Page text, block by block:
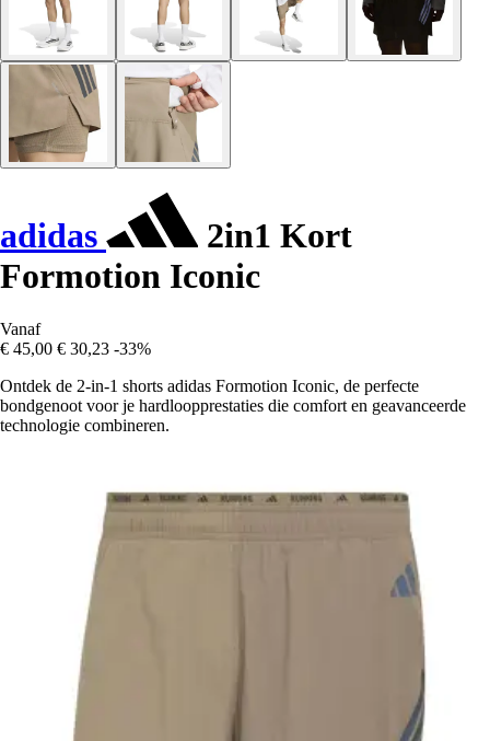
adidas
2in1 Kort
Formotion Iconic
Vanaf
€ 45,00 € 30,23 -33%
Ontdek de 2-in-1 shorts adidas Formotion Iconic, de perfecte
bondgenoot voor je hardloopprestaties die comfort en geavanceerde
technologie combineren.